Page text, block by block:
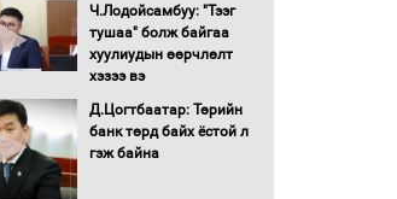
төлөвлөгөө”-гөө
танилцуулна
16 төрлийн эмийг нэг эх
журмыг баталлаа
Ч.Лодойсамбуу: "Тээг
тушаа" болж байгаа
хуулиудын өөрчлөлт
хэзээ вэ
Д.Цогтбаатар: Төрийн
банк төрд байх ёстой л
гэж байна